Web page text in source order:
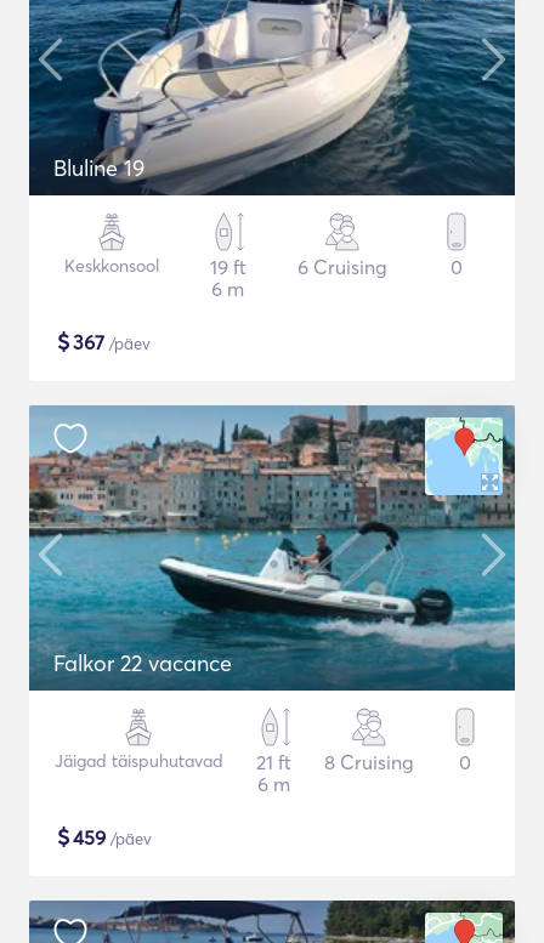
Bluline 19
Keskkonsool
19 ft
6 m
6 Cruising 0
$367 /päev
Falkor 22 vacance
Jäigad täispuhutavad
21 ft
6 m
8 Cruising 0
$459 /päev